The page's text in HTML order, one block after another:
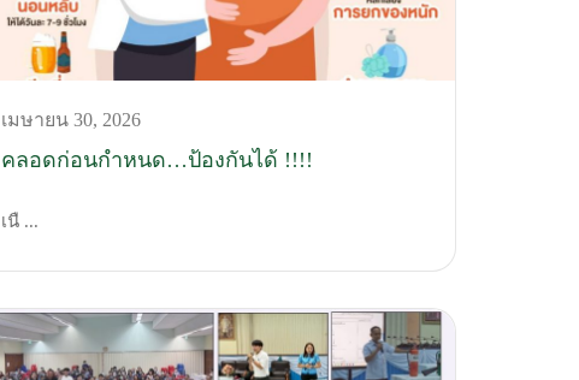
เมษายน 30, 2026
คลอดก่อนกำหนด…ป้องกันได้ !!!!
เนื ...